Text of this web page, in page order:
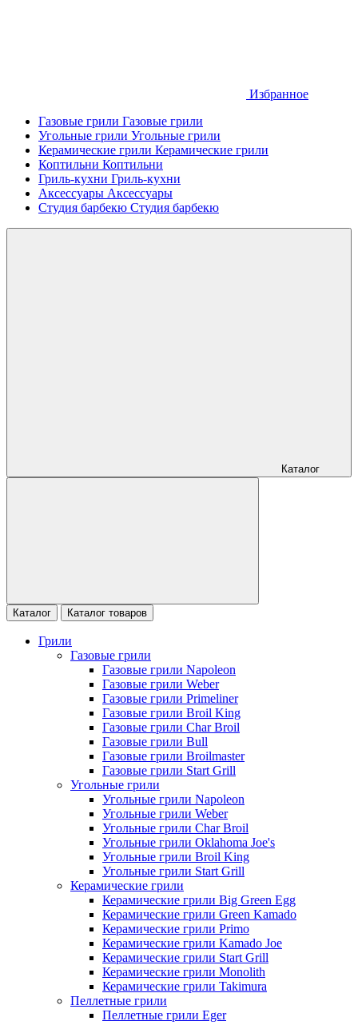
Избранное
Газовые грили Газовые грили
Угольные грили Угольные грили
Керамические грили Керамические грили
Коптильни Коптильни
Гриль-кухни Гриль-кухни
Аксессуары Аксессуары
Студия барбекю Студия барбекю
Каталог
Каталог Каталог товаров
Грили
Газовые грили
Газовые грили Napoleon
Газовые грили Weber
Газовые грили Primeliner
Газовые грили Broil King
Газовые грили Char Broil
Газовые грили Bull
Газовые грили Broilmaster
Газовые грили Start Grill
Угольные грили
Угольные грили Napoleon
Угольные грили Weber
Угольные грили Char Broil
Угольные грили Oklahoma Joe's
Угольные грили Broil King
Угольные грили Start Grill
Керамические грили
Керамические грили Big Green Egg
Керамические грили Green Kamado
Керамические грили Primo
Керамические грили Kamado Joe
Керамические грили Start Grill
Керамические грили Monolith
Керамические грили Takimura
Пеллетные грили
Пеллетные грили Eger